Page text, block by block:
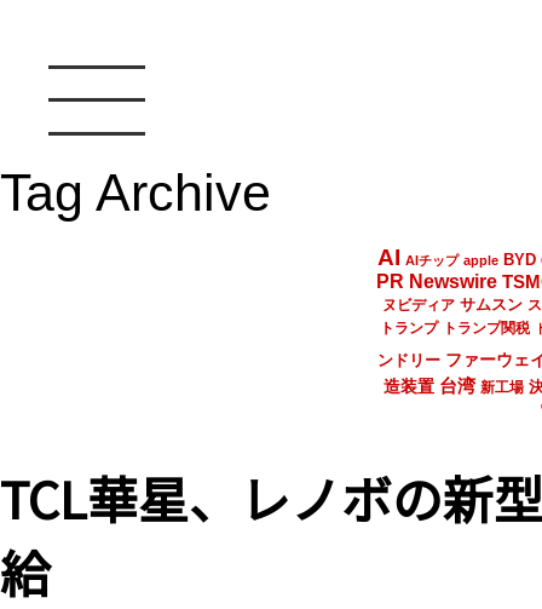
Tag Archive
AI AIチップ apple BYD
PR Newswire
ヌビディア サムスン
トランプ
トランプ関税
ンドリー ファーウェ
造装置 台湾 新工場
TCL華星、レノボの新
給